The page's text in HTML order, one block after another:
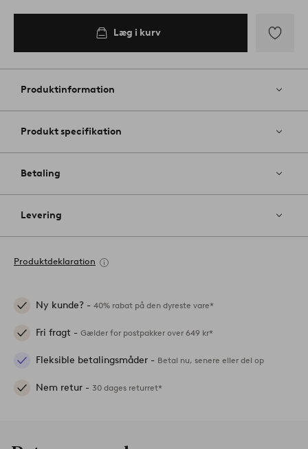
Læg i kurv
til
Produktinformation
Produkt specifikation
Betaling
Levering
Produktdeklaration
Ny kunde? - 40% rabat på den dyreste vare*
Fri fragt - Gælder for postpakker over 649 kr*
Fleksible betalingsmåder - Betal nu, senere eller del op
Nem retur - 30 dages returret*